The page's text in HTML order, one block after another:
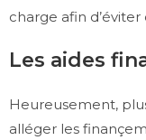
charge afin
Les aides
Heureusement,
alléger les